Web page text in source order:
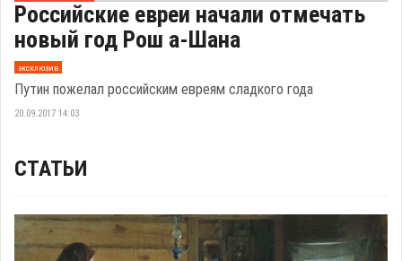
Российские евреи начали отмечать
новый год Рош а-Шана
эксклюзив
Путин пожелал российским евреям сладкого года
20.09.2017 14:03
СТАТЬИ